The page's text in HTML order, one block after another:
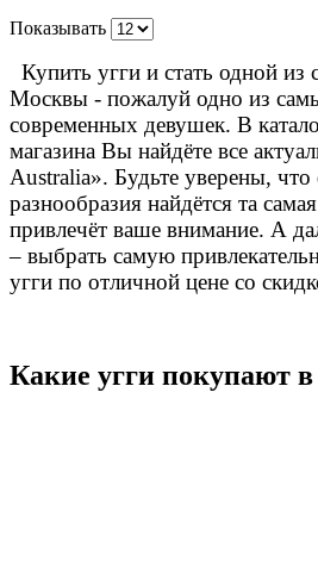
Показывать
Купить угги и стать одной
Москвы - пожалуй одно из
современных девушек. В
магазина Вы найдёте все
Australia». Будьте уверены, что
разнообразия найдётся та
привлечёт ваше внимание. А
– выбрать самую
угги по отличной цене со
Какие угги покупают в